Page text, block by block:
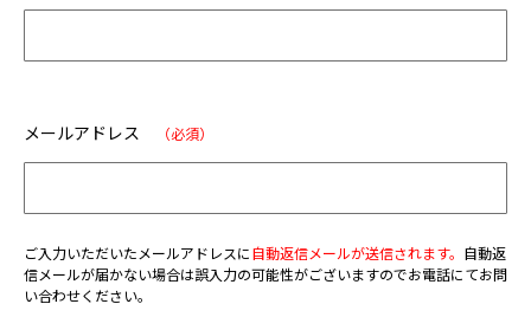
メールアドレス （必須）
ご入力いただいたメールアドレスに自動返信メールが送信されます。 自動返
信メールが届かない場合は誤入力の可能性がございますのでお電話にてお問
い合わせください。